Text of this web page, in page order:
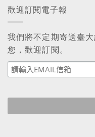
歡迎訂閱電子報
我們將不定期寄送臺
您，歡迎訂閱。